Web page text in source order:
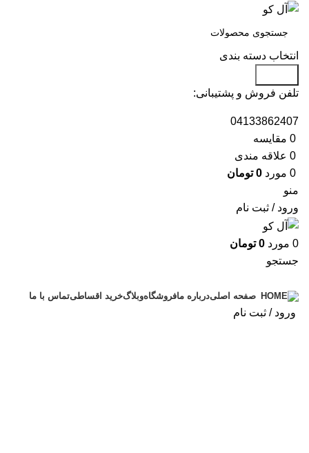
انتخاب دسته بندی
تلفن فروش و پشتیبانی:
04133862407
0 مقايسه
0 علاقه مندی
0 مورد 0 تومان
منو
ورود / ثبت نام
0 مورد 0 تومان
جستجو
صفحه اصلیدرباره مافروشگاهوبلاگخرید اقساطیتماس با ما
ورود / ثبت نام